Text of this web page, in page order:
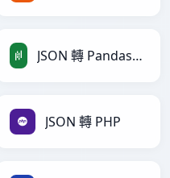
JSON 轉 PandasDataFrame
JSON 轉 PHP